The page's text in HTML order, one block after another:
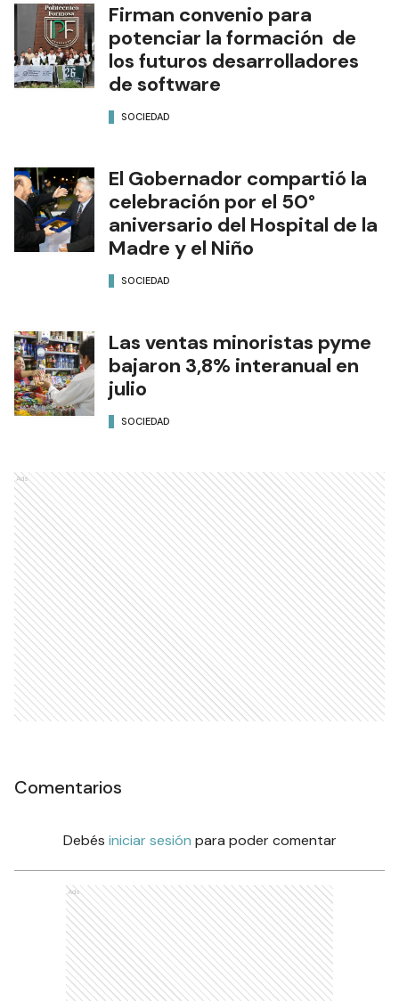
Firman convenio para
potenciar la formación de
los futuros desarrolladores
de software
SOCIEDAD
El Gobernador compartió la
celebración por el 50°
aniversario del Hospital de la
Madre y el Niño
SOCIEDAD
Las ventas minoristas pyme
bajaron 3,8% interanual en
julio
SOCIEDAD
Ads
Comentarios
Debés iniciar sesión para poder comentar
Ads